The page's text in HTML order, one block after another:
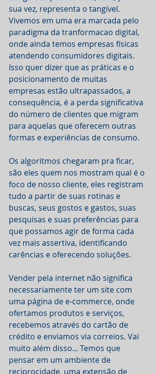
sua vez, representa o tangível.
Vivemos em uma era marcada pelo
paradigma da tranformacao digital,
onde ainda temos empresas físicas
atendendo consumidores digitais.
Isso quer dizer que as práticas e o
posicionamento de muitas
empresas estão ultrapassados, a
consequência, é a perda significativa
do número de clientes que migram
para aquelas que oferecem outras
formas e experiências de consumo.
Os algoritmos chegaram pra ficar,
são eles quem nos mostram qual é o
foco de nosso cliente, eles registram
tudo a partir de suas rotinas e
buscas, seus gostos e gastos, suas
pesquisas e suas preferências para
que possamos agir de forma cada
vez mais assertiva, identificando
carências e oferecendo soluções.
Vender pela internet não significa
necessariamente ter um site com
uma página de e-commerce, onde
ofertamos produtos e serviços,
recebemos através do cartão de
crédito e enviamos via correios. Vai
muito além disso... Temos que
pensar em um ambiente de
reciprocidade, uma extensão de